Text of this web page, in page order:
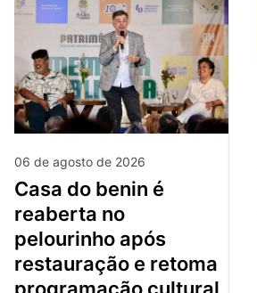
06 de agosto de 2026
casa do benin é
reaberta no
pelourinho após
restauração e retoma